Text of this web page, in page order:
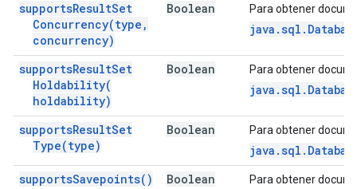
supportsResultSet
Concurrency(type ,
concurrency)
Boolean Para obtener
supportsResultSet
Holdability(
holdability)
Boolean Para obtener
supportsResultSet
Type(type)
Boolean Para obtener
supportsSavepoints( ) Boolean Para obtener